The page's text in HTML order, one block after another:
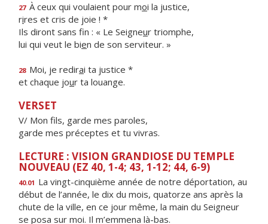
27 À ceux qui voulaient pour moi la justice,
rires et cris de joie ! *
Ils diront sans fin : « Le Seigneur triomphe,
lui qui veut le bien de son serviteur. »
28 Moi, je redirai ta justice *
et chaque jour ta louange.
VERSET
V/ Mon fils, garde mes paroles,
garde mes préceptes et tu vivras.
LECTURE : VISION GRANDIOSE DU TEMPLE
NOUVEAU (EZ 40, 1-4; 43, 1-12; 44, 6-9)
40.01 La vingt-cinquième année de notre déportation, au
début de l’année, le dix du mois, quatorze ans après la
chute de la ville, en ce jour même, la main du Seigneur
se posa sur moi. Il m’emmena là-bas.